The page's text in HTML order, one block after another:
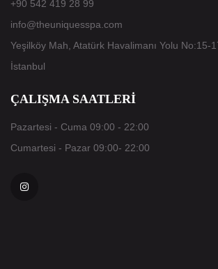
+90 542 419 28 99
info@theuniquesspa.com
Yeşilköy Mah, Atatürk Havalimanı Yolu No:15-
İstanbul
ÇALIŞMA SAATLERI
Pazartesi - Cuma 09:00 - 22:00
Cumartesi - Pazar 09:00- 22:00